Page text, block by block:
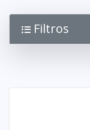
Filtros